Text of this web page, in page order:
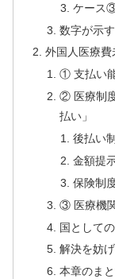
ケース
数字が示
外国人医療
① 支払い
② 医療制
払い」
後払い
金額提
保険制
③ 医療機
国として
解決を妨
本章のま